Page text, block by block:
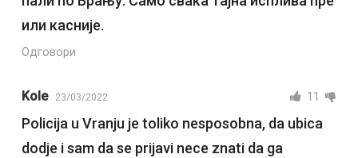
или касније.
Одговори
Kole 23/03/2022 11
Policija u Vranju je toliko nesposobna, da ubica
dodje i sam da se prijavi nece znati da ga